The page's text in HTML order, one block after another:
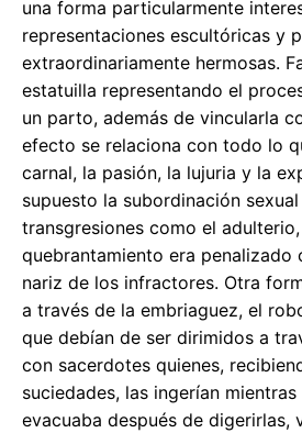
una forma particularmente
representaciones escultóricas y
extraordinariamente hermosas.
estatuilla representando el
un parto, además de vincularla
efecto se relaciona con todo lo
carnal, la pasión, la lujuria y la
supuesto la subordinación
transgresiones como el
quebrantamiento era penalizado
nariz de los infractores. Otra
a través de la embriaguez, el
que debían de ser dirimidos a
con sacerdotes quienes,
suciedades, las ingerían
evacuaba después de digerirlas,